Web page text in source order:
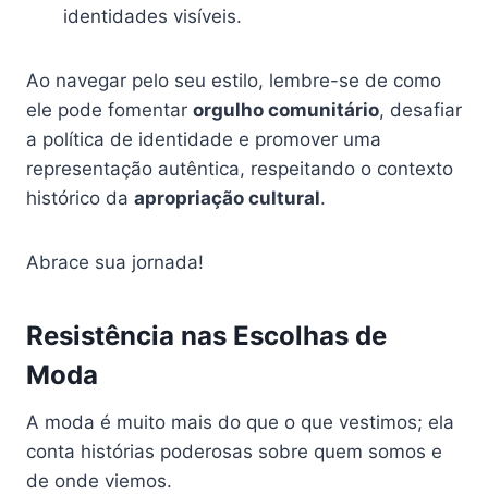
identidades visíveis.
Ao navegar pelo seu estilo, lembre-se de como
ele pode fomentar orgulho comunitário, desafiar
a política de identidade e promover uma
representação autêntica, respeitando o contexto
histórico da apropriação cultural.
Abrace sua jornada!
Resistência nas Escolhas de
Moda
A moda é muito mais do que o que vestimos; ela
conta histórias poderosas sobre quem somos e
de onde viemos.